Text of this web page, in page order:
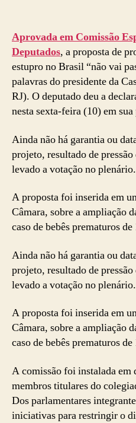
Aprovada em Comissão
Deputados, a proposta de
estupro no Brasil “não vai
palavras do presidente da
RJ). O deputado deu a
nesta sexta-feira (10) em
Ainda não há garantia ou
projeto, resultado de
levado a votação no plenário.
A proposta foi inserida em
Câmara, sobre a ampliação
caso de bebês prematuros
Ainda não há garantia ou
projeto, resultado de
levado a votação no plenário.
A proposta foi inserida em
Câmara, sobre a ampliação
caso de bebês prematuros
A comissão foi instalada em
membros titulares do
Dos parlamentares
iniciativas para restringir o